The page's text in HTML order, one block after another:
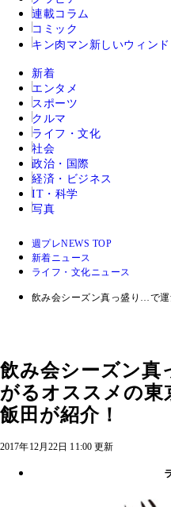
連載コラム
コミック
キン肉マン 新しいウィンド
新着
エンタメ
スポーツ
クルマ
ライフ・文化
社会
政治・国際
経済・ビジネス
IT・科学
写真
週プレNEWS TOP
新着ニュース
ライフ・文化ニュース
飲み会シーズン真っ盛り…で
飲み会シーズン
がるオススメの東
飯田が紹介！
2017年12月22日 11:00 更新